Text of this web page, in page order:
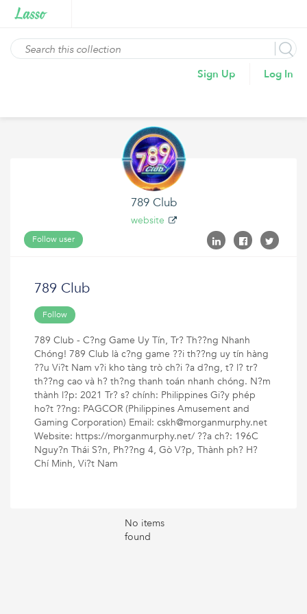
Sign Up Log In
789 Club
website
Follow user
789 Club
Follow
789 Club - C?ng Game Uy Tín, Tr? Th??ng Nhanh
Chóng! 789 Club là c?ng game ??i th??ng uy tín hàng
??u Vi?t Nam v?i kho tàng trò ch?i ?a d?ng, t? l? tr?
th??ng cao và h? th?ng thanh toán nhanh chóng. N?m
thành l?p: 2021 Tr? s? chính: Philippines Gi?y phép
ho?t ??ng: PAGCOR (Philippines Amusement and
Gaming Corporation) Email: cskh@morganmurphy.net
Website: https://morganmurphy.net/ ??a ch?: 196C
Nguy?n Thái S?n, Ph??ng 4, Gò V?p, Thành ph? H?
Chí Minh, Vi?t Nam
No items
found